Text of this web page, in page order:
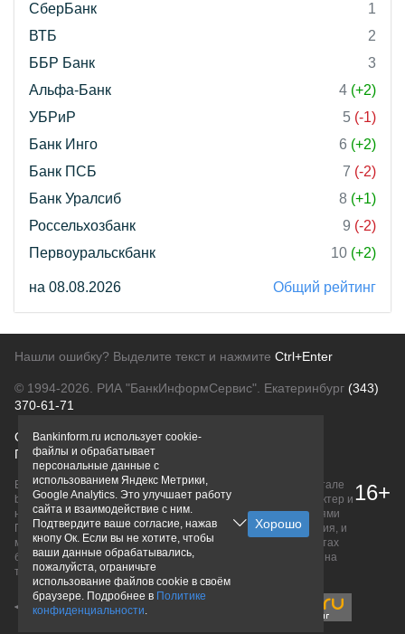
СберБанк
1
ВТБ
2
ББР Банк
3
Альфа-Банк
4 (+2)
УБРиР
5 (-1)
Банк Инго
6 (+2)
Банк ПСБ
7 (-2)
Банк Уралсиб
8 (+1)
Россельхозбанк
9 (-2)
Первоуральскбанк
10 (+2)
на 08.08.2026 Общий рейтинг
Нашли ошибку? Выделите текст и нажмите Ctrl+Enter
© 1994-2026. РИА "БанкИнформСервис". Екатеринбург (343)
370-61-71
О проектеПолитика конфиденциальности
Правовая информацияДля рекламодателей
Вся информация о продуктах банков, размещенная на портале
bankinform.ru, носит исключительно ознакомительный характер и
не является публичной офертой, определяемой положениями
ГК РФ. Информация не содержит точного и полного описания, и
может быть изменена. Конечные условия уточняйте на сайтах
банков или при личном обращении. Исключительное право на
товарные знаки принадлежит их правообладателям.
16+
Bankinform.ru использует cookie-
файлы и обрабатывает
персональные данные с
использованием Яндекс Метрики,
Google Analytics. Это улучшает работу
сайта и взаимодействие с ним.
Подтвердите ваше согласие, нажав
кнопу Ок. Если вы не хотите, чтобы
ваши данные обрабатывались,
пожалуйста, ограничьте
использование файлов cookie в своём
браузере. Подробнее в Политике
конфиденциальности.